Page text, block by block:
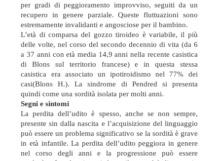
per gradi di peggioramento improvviso, seguiti da un
recupero in genere parziale. Queste fluttuazioni sono
estremamente invalidanti e angosciose per il bambino.
L’età di comparsa del gozzo tiroideo è variabile, il più
delle volte, nel corso del secondo decennio di vita (da 6
a 37 anni con età media 14,9 anni nella recente casistica
di Blons sul territorio francese) e in questa stessa
casistica era associato un ipotiroidismo nel 77% dei
casi(Blons H.). La sindrome di Pendred si presenta
quindi come una sordità isolata per molti anni.
Segni e sintomi
La perdita dell’udito è spesso, anche se non sempre,
presente sin dalla nascita e l’acquisizione del linguaggio
può essere un problema significativo se la sordità è grave
in età infantile. La perdita dell’udito peggiora in genere
nel corso degli anni e la progressione può essere